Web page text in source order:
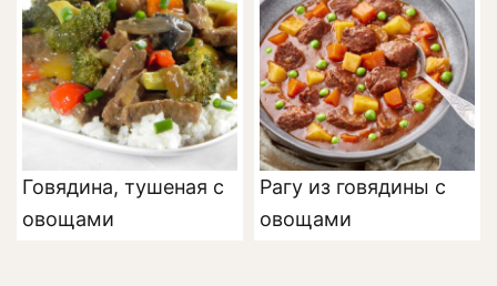
Говядина, тушеная с
овощами
Рагу из говядины с
овощами